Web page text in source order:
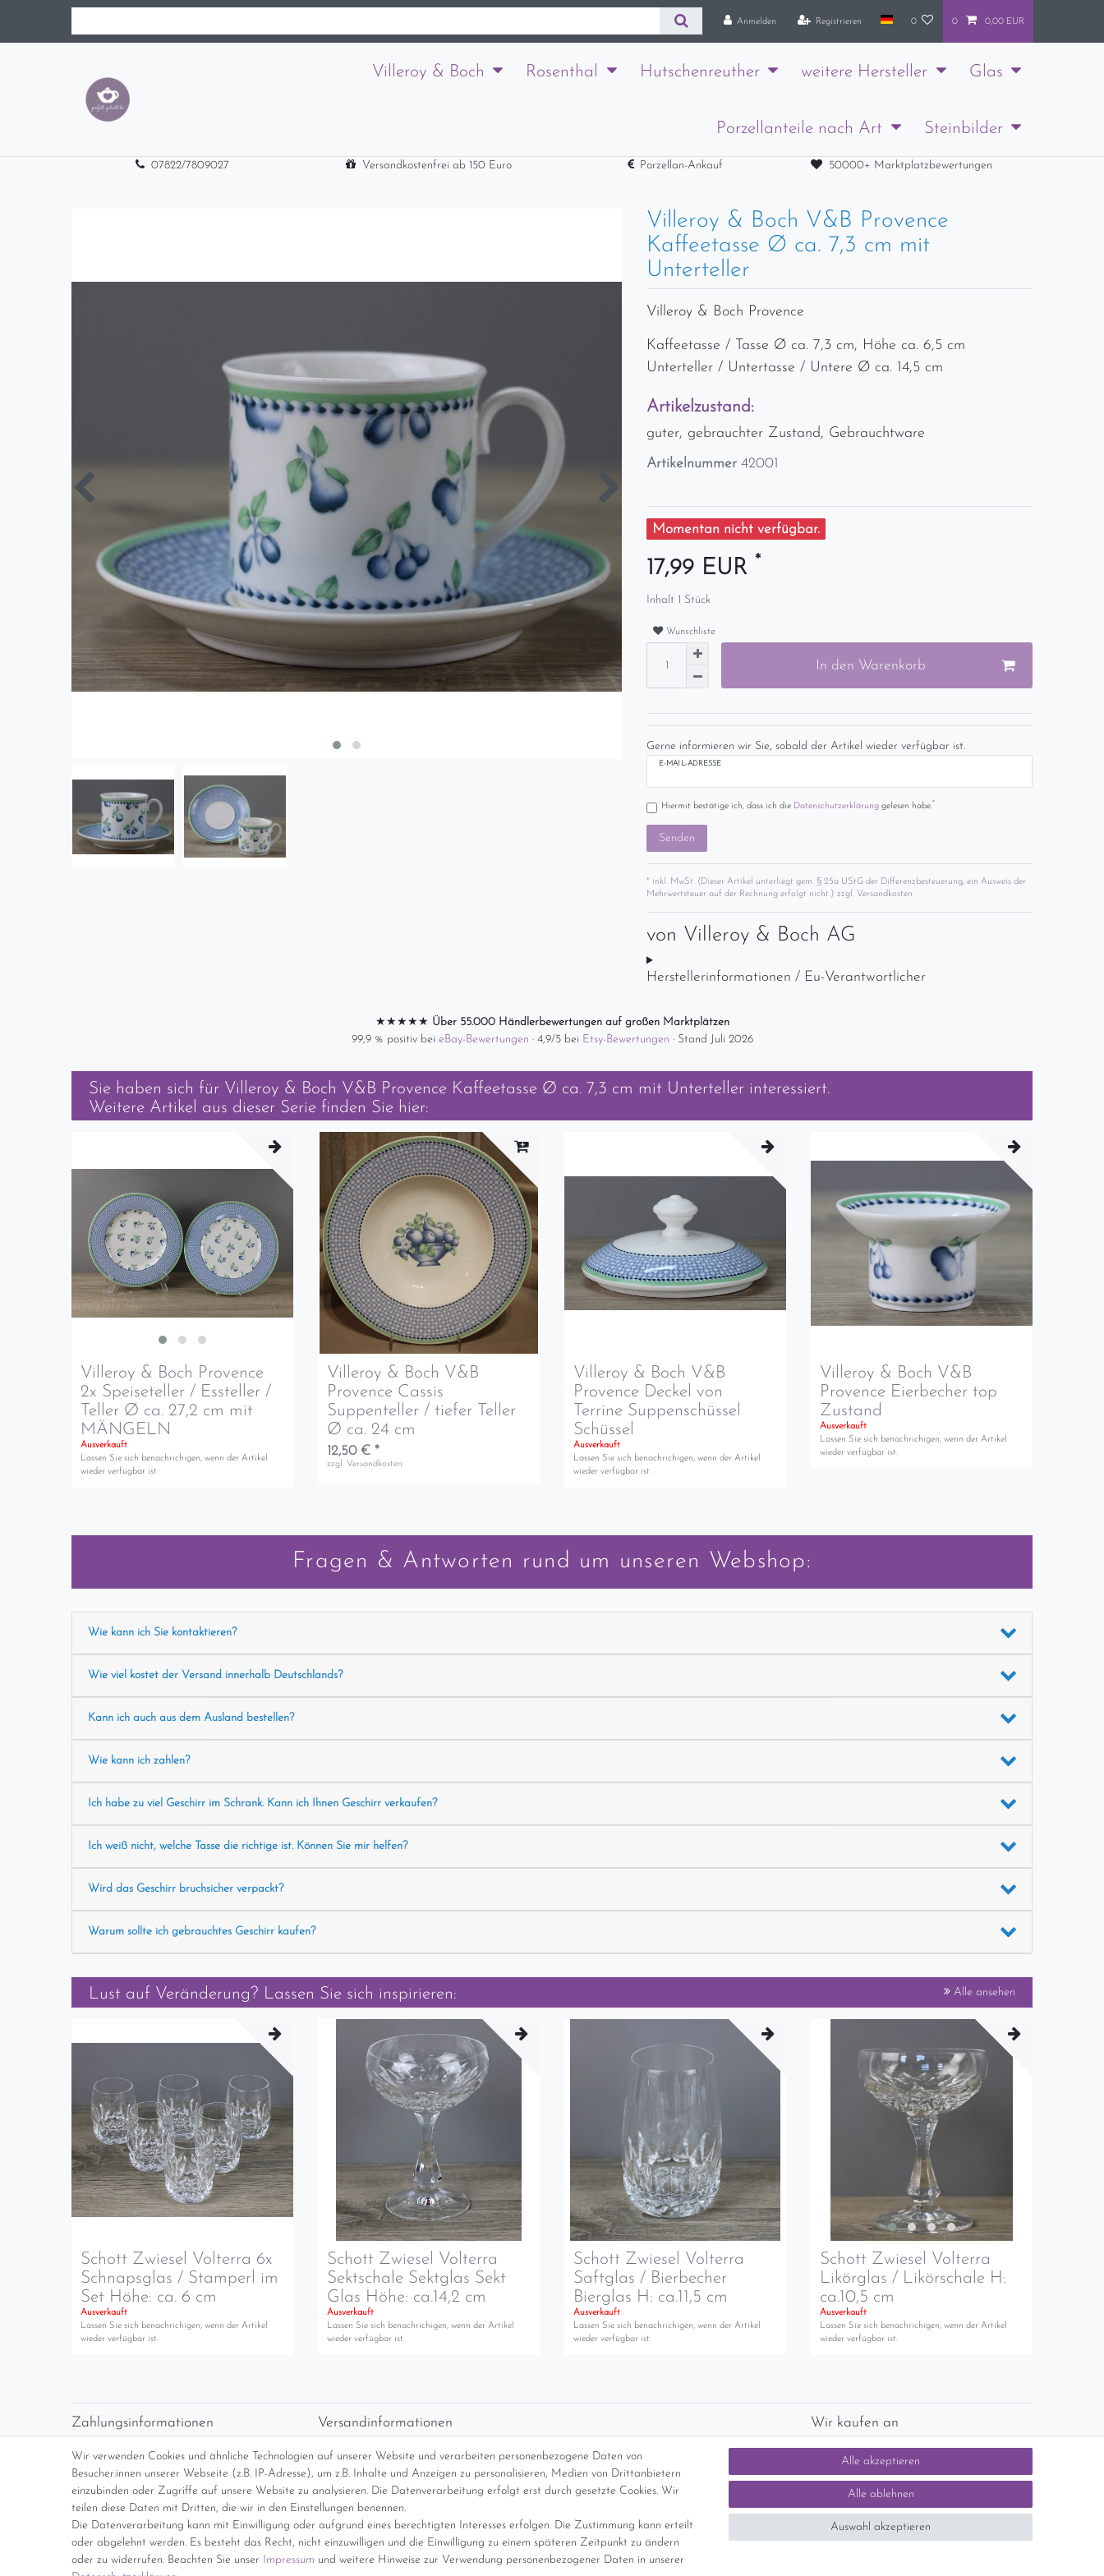
Anmelden Registrieren 0 0 0,00 EUR
Villeroy & Boch Rosenthal Hutschenreuther weitere Hersteller Glas
Porzellanteile nach Art Steinbilder
07822/7809027 Versandkostenfrei ab 150 Euro Porzellan-Ankauf 50000+ Marktplatzbewertungen
Villeroy & Boch V&B Provence
Kaffeetasse Ø ca. 7,3 cm mit
Unterteller
Villeroy & Boch Provence
Kaffeetasse / Tasse Ø ca. 7,3 cm, Höhe ca. 6,5 cm
Unterteller / Untertasse / Untere Ø ca. 14,5 cm
Artikelzustand:
guter, gebrauchter Zustand, Gebrauchtware
Artikelnummer 42001
Momentan nicht verfügbar.
17,99 EUR *
Inhalt 1 Stück
Wunschliste
In den Warenkorb
Gerne informieren wir Sie, sobald der Artikel wieder verfügbar ist.
E-MAIL-ADRESSE
Hiermit bestätige ich, dass ich die Daten­schutz­erklärunggelesen habe.*
Senden
* inkl. MwSt. (Dieser Artikel unterliegt gem. § 25a UStG der Differenzbesteuerung, ein Ausweis der
Mehrwertsteuer auf der Rechnung erfolgt nicht.) zzgl. Versandkosten
von Villeroy & Boch AG
Herstellerinformationen / Eu-Verantwortlicher
★★★★★ Über 55.000 Händlerbewertungen auf großen Marktplätzen
99,9 % positiv bei eBay-Bewertungen · 4,9/5 bei Etsy-Bewertungen · Stand Juli 2026
Sie haben sich für Villeroy & Boch V&B Provence Kaffeetasse Ø ca. 7,3 cm mit Unterteller interessiert.
Weitere Artikel aus dieser Serie finden Sie hier:
Villeroy & Boch Provence
2x Speiseteller / Essteller /
Teller Ø ca. 27,2 cm mit
MÄNGELN
Ausverkauft
Lassen Sie sich benachrichigen, wenn der Artikel
wieder verfügbar ist.
Villeroy & Boch V&B
Provence Cassis
Suppenteller / tiefer Teller
Ø ca. 24 cm
12,50 € *
zzgl. Versandkosten
Villeroy & Boch V&B
Provence Deckel von
Terrine Suppenschüssel
Schüssel
Ausverkauft
Lassen Sie sich benachrichigen, wenn der Artikel
wieder verfügbar ist.
Villeroy & Boch V&B
Provence Eierbecher top
Zustand
Ausverkauft
Lassen Sie sich benachrichigen, wenn der Artikel
wieder verfügbar ist.
Fragen & Antworten rund um unseren Webshop:
Wie kann ich Sie kontaktieren?
Wie viel kostet der Versand innerhalb Deutschlands?
Kann ich auch aus dem Ausland bestellen?
Wie kann ich zahlen?
Ich habe zu viel Geschirr im Schrank. Kann ich Ihnen Geschirr verkaufen?
Ich weiß nicht, welche Tasse die richtige ist. Können Sie mir helfen?
Wird das Geschirr bruchsicher verpackt?
Warum sollte ich gebrauchtes Geschirr kaufen?
Lust auf Veränderung? Lassen Sie sich inspirieren: Alle ansehen
Schott Zwiesel Volterra 6x
Schnapsglas / Stamperl im
Set Höhe: ca. 6 cm
Ausverkauft
Lassen Sie sich benachrichigen, wenn der Artikel
wieder verfügbar ist.
Schott Zwiesel Volterra
Sektschale Sektglas Sekt
Glas Höhe: ca.14,2 cm
Ausverkauft
Lassen Sie sich benachrichigen, wenn der Artikel
wieder verfügbar ist.
Schott Zwiesel Volterra
Saftglas / Bierbecher
Bierglas H: ca.11,5 cm
Ausverkauft
Lassen Sie sich benachrichigen, wenn der Artikel
wieder verfügbar ist.
Schott Zwiesel Volterra
Likörglas / Likörschale H:
ca.10,5 cm
Ausverkauft
Lassen Sie sich benachrichigen, wenn der Artikel
wieder verfügbar ist.
Wir verwenden Cookies und ähnliche Technologien auf unserer Website und verarbeiten personenbezogene Daten von
Besucher:innen unserer Webseite (z.B. IP-Adresse), um z.B. Inhalte und Anzeigen zu personalisieren, Medien von Drittanbietern
einzubinden oder Zugriffe auf unsere Website zu analysieren. Die Datenverarbeitung erfolgt erst durch gesetzte Cookies. Wir
teilen diese Daten mit Dritten, die wir in den Einstellungen benennen.
Die Datenverarbeitung kann mit Einwilligung oder aufgrund eines berechtigten Interesses erfolgen. Die Zustimmung kann erteilt
oder abgelehnt werden. Es besteht das Recht, nicht einzuwilligen und die Einwilligung zu einem späteren Zeitpunkt zu ändern
oder zu widerrufen. Beachten Sie unser Impressum und weitere Hinweise zur Verwendung personenbezogener Daten in unserer
Alle akzeptieren
Alle ablehnen
Auswahl akzeptieren
Zahlungsinformationen
Paypal
Abholung
Versandinformationen
Versand per GLS (6,90 Euro) oder DHL (8,49 Euro ) inkl. MwSt. (innerhalb Deutschlands)
kostenfreie Lieferung ab 150 Euro Warenwert (innerhalb Deutschlands)
Übersicht Internationale Versandkosten
Wir kaufen an
Sie haben zuviel Porzellan im Schrank? Gerne
kaufen wir dieses an. Einfach unverbindliches
Angebot anfordern.
*Endpreis inkl. MwSt. (Dieser Artikel unterliegt gem. § 25a UStG der Differenzbesteuerung, ein Ausweis der Mehrwertsteuer auf der Rechnung erfolgt nicht.)